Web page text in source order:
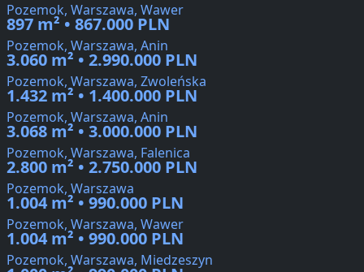
Pozemok, Warszawa, Wawer
897 m² • 867.000 PLN
Pozemok, Warszawa, Anin
3.060 m² • 2.990.000 PLN
Pozemok, Warszawa, Zwoleńska
1.432 m² • 1.400.000 PLN
Pozemok, Warszawa, Anin
3.068 m² • 3.000.000 PLN
Pozemok, Warszawa, Falenica
2.800 m² • 2.750.000 PLN
Pozemok, Warszawa
1.004 m² • 990.000 PLN
Pozemok, Warszawa, Wawer
1.004 m² • 990.000 PLN
Pozemok, Warszawa, Miedzeszyn